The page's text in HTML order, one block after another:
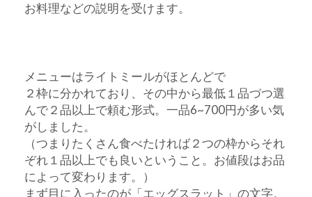
お料理などの説明を受けます。
メニューはライトミールがほとんどで
２枠に分かれており、その中から最低１品づつ選
んで２品以上で頼む形式。一品6~700円が多い気
がしました。
（つまりたくさん食べたければ２つの枠からそれ
ぞれ１品以上でも良いということ。お値段はお品
によって変わります。）
まず目に入ったのが「エッグスラット」の文字。